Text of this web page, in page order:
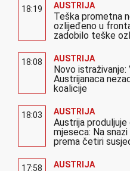
18:19 AUSTRIJA
Teška prometna
ozlijeđeno u
zadobilo teške
18:08 AUSTRIJA
Novo
Austrijanaca
koalicije
18:03 AUSTRIJA
Austrija
mjeseca: Na
prema četiri
17:58 AUSTRIJA